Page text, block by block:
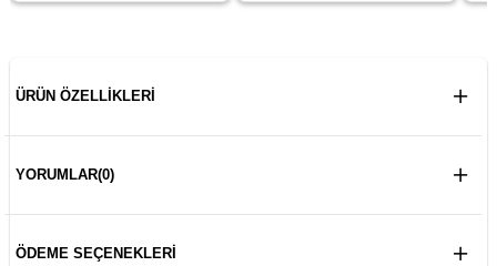
ÜRÜN ÖZELLIKLERI
YORUMLAR(0)
ÖDEME SEÇENEKLERI